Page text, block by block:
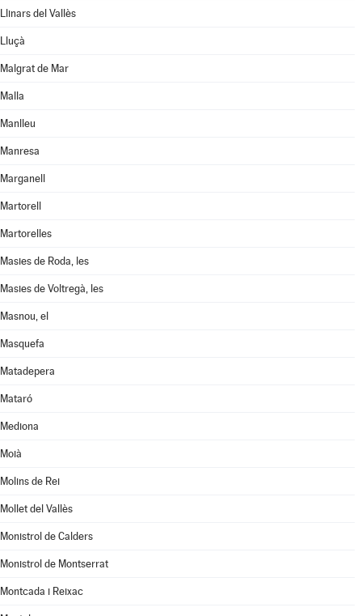
Llinars del Vallès
Lluçà
Malgrat de Mar
Malla
Manlleu
Manresa
Marganell
Martorell
Martorelles
Masies de Roda, les
Masies de Voltregà, les
Masnou, el
Masquefa
Matadepera
Mataró
Mediona
Moià
Molins de Rei
Mollet del Vallès
Monistrol de Calders
Monistrol de Montserrat
Montcada i Reixac